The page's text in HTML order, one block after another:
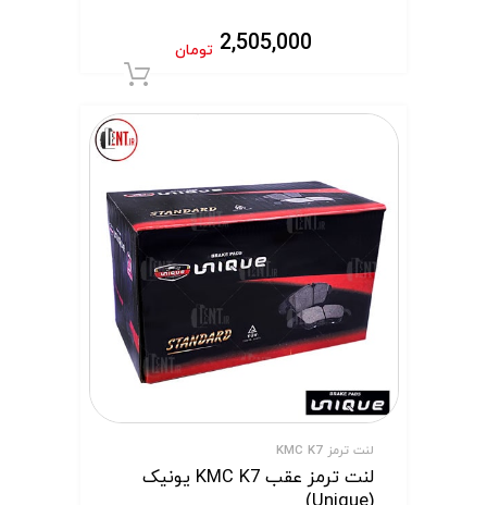
2,505,000 تومان
لنت ترمز KMC K7
لنت ترمز عقب KMC K7 یونیک